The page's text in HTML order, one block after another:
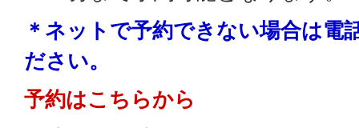
＊ネットで予約できない場合は電
ださい。
予約はこちらから